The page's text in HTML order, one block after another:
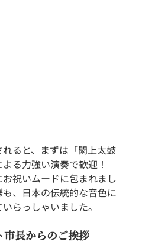
ると、まずは「閖上太鼓
る力強い演奏で歓迎！
祝いムードに包まれまし
、日本の伝統的な音色に
らっしゃいました。
市長からのご挨拶